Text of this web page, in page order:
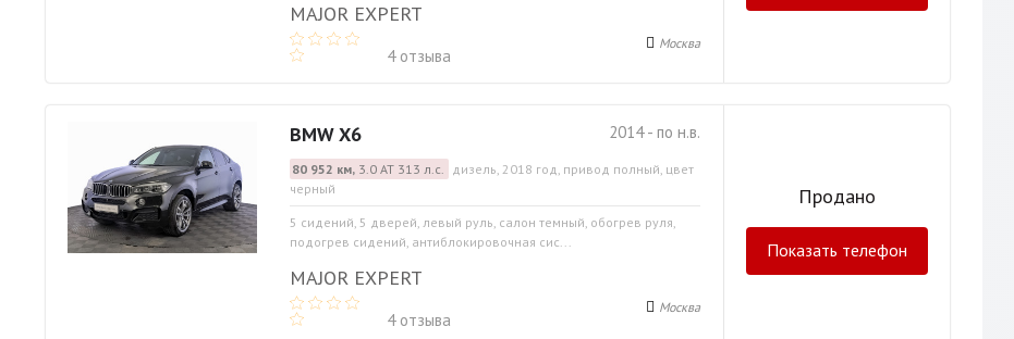
MAJOR EXPERT
4 отзыва
Москва
2014 - по н.в.
BMW X6
80 952 км,3.0 АТ 313 л.с. дизель, 2018 год, привод полный, цвет
черный
5 сидений, 5 дверей, левый руль, салон темный, обогрев руля,
подогрев сидений, антиблокировочная сис...
MAJOR EXPERT
4 отзыва
Москва
Продано
Показать телефон